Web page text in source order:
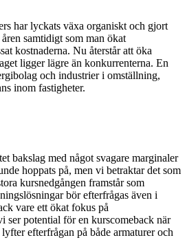
har lyckats växa organiskt och gjort
samtidigt som man ökat
kostnaderna. Nu återstår att öka
ligger lägre än konkurrenterna. En
och industrier i omställning,
inom fastigheter.
bakslag med något svagare marginaler
hoppats på, men vi betraktar det som
kursnedgången framstår som
bör efterfrågas även i
vare ett ökat fokus på
ser potential för en kurscomeback när
efterfrågan på både armaturer och